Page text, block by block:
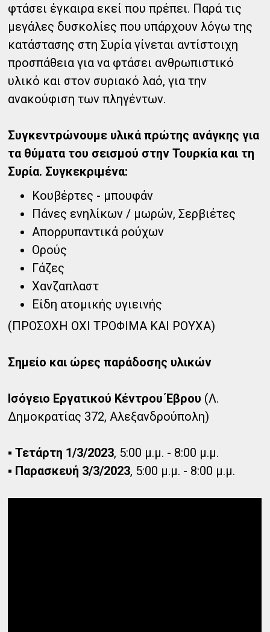
φτάσει έγκαιρα εκεί που πρέπει. Παρά τις
μεγάλες δυσκολίες που υπάρχουν λόγω της
κατάστασης στη Συρία γίνεται αντίστοιχη
προσπάθεια για να φτάσει ανθρωπιστικό
υλικό και στον συριακό λαό, για την
ανακούφιση των πληγέντων.
Συγκεντρώνουμε υλικά πρώτης ανάγκης για
τα θύματα του σεισμού στην Τουρκία και τη
Συρία. Συγκεκριμένα:
Κουβέρτες - μπουφάν
Πάνες ενηλίκων / μωρών, Σερβιέτες
Απορρυπαντικά ρούχων
Ορούς
Γάζες
Χανζαπλαστ
Είδη ατομικής υγιεινής
(ΠΡΟΣΟΧΗ ΟΧΙ ΤΡΟΦΙΜΑ ΚΑΙ ΡΟΥΧΑ)
Σημείο και ώρες παράδοσης υλικών
Ισόγειο Εργατικού Κέντρου Έβρου (Λ.
Δημοκρατίας 372, Αλεξανδρούπολη)
▪ Τετάρτη 1/3/2023, 5:00 μ.μ. - 8:00 μ.μ.
▪ Παρασκευή 3/3/2023, 5:00 μ.μ. - 8:00 μ.μ.